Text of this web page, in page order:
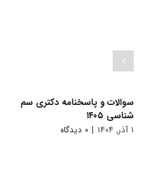
سوالات و پاسخنامه دکتری سم
شناسی ۱۴۰۵
۱ آذر, ۱۴۰۴ | ۰ دیدگاه